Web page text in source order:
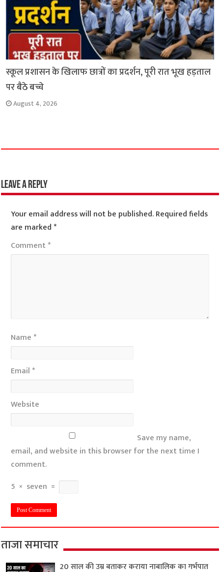
स्कूल प्रशासन के खिलाफ छात्रों का प्रदर्शन, पूरी रात भूख हड़ताल
पर बैठे बच्चे
August 4, 2026
Leave a Reply
Your email address will not be published.Required fields
are marked*
Comment*
Name *
Email *
Website
Save my name,
email, and website in this browser for the next time I
comment.
5 × seven =
ताजा समाचार
20 साल की उम्र बताकर कराया नाबालिक का गर्भपात